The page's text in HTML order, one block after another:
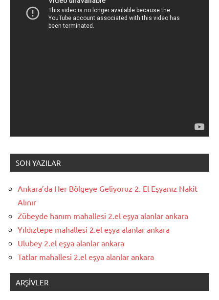
SON YAZILAR
Ankara’da Her Bölgeye Geliyoruz 2. El Eşyanız Nakit
Alınır
Zübeyde hanım mahallesi 2.el eşya alanlar ankara
Yıldıztepe mahallesi 2.el eşya alanlar ankara
Ulubey 2.el eşya alanlar ankara
Tatlar mahallesi 2.el eşya alanlar ankara
ARŞIVLER